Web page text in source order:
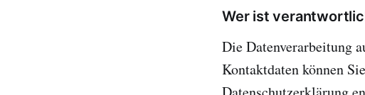
Wer ist
Die Datenverarbeitung
Kontaktdaten können